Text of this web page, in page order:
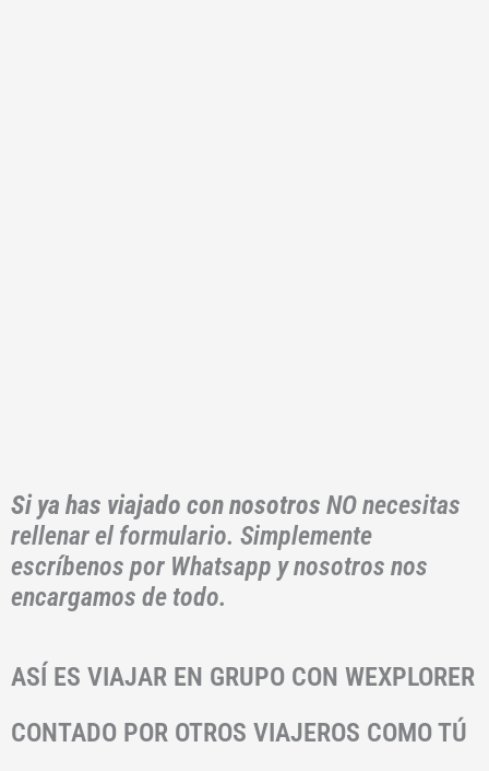
Si ya has viajado con nosotros NO necesitas
rellenar el formulario. Simplemente
escríbenos por Whatsapp y nosotros nos
encargamos de todo.
ASÍ ES VIAJAR EN GRUPO CON WEXPLORER
CONTADO POR OTROS VIAJEROS COMO TÚ